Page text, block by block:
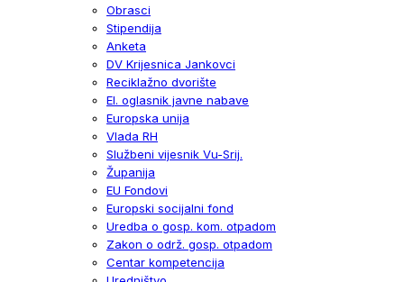
Obrasci
Stipendija
Anketa
DV Krijesnica Jankovci
Reciklažno dvorište
El. oglasnik javne nabave
Europska unija
Vlada RH
Službeni vijesnik Vu-Srij.
Županija
EU Fondovi
Europski socijalni fond
Uredba o gosp. kom. otpadom
Zakon o održ. gosp. otpadom
Centar kompetencija